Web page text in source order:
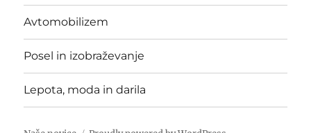
Avtomobilizem
Posel in izobraževanje
Lepota, moda in darila